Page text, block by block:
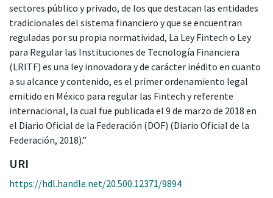
sectores público y privado, de los que destacan las entidades
tradicionales del sistema financiero y que se encuentran
reguladas por su propia normatividad, La Ley Fintech o Ley
para Regular las Instituciones de Tecnología Financiera
(LRITF) es una ley innovadora y de carácter inédito en cuanto
a su alcance y contenido, es el primer ordenamiento legal
emitido en México para regular las Fintech y referente
internacional, la cual fue publicada el 9 de marzo de 2018 en
el Diario Oficial de la Federación (DOF) (Diario Oficial de la
Federación, 2018).”
URI
https://hdl.handle.net/20.500.12371/9894